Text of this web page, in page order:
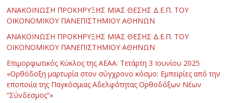
ΑΝΑΚΟΙΝΩΣΗ ΠΡΟΚΗΡΥΞΗΣ ΜΙΑΣ ΘΕΣΗΣ Δ.Ε.Π. ΤΟΥ
ΟΙΚΟΝΟΜΙΚΟΥ ΠΑΝΕΠΙΣΤΗΜΙΟΥ ΑΘΗΝΩΝ
ΑΝΑΚΟΙΝΩΣΗ ΠΡΟΚΗΡΥΞΗΣ ΜΙΑΣ ΘΕΣΗΣ Δ.Ε.Π. ΤΟΥ
ΟΙΚΟΝΟΜΙΚΟΥ ΠΑΝΕΠΙΣΤΗΜΙΟΥ ΑΘΗΝΩΝ
Επιμορφωτικός Κύκλος της ΑΕΑΑ: Τετάρτη 3 Ιουνίου 2025
«Ορθόδοξη μαρτυρία στον σύγχρονο κόσμο: Εμπειρίες από την
εποποιία της Παγκόσμιας Αδελφότητας Ορθοδόξων Νέων
“Σύνδεσμος”»